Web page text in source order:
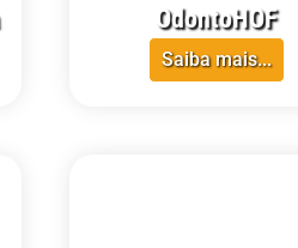
OdontoHOF
Saiba mais...